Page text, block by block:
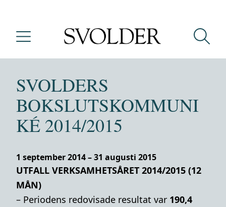
SVOLDERS
BOKSLUTSKOMMUNI
KÉ 2014/2015
1 september 2014 – 31 augusti 2015
UTFALL VERKSAMHETSÅRET 2014/2015 (12
MÅN)
– Periodens redovisade resultat var 190,4